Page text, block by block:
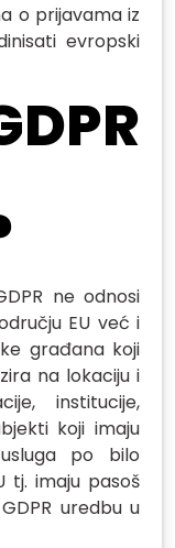
o prijavama iz
evropski
ne odnosi
EU već i
građana koji
na lokaciju i
institucije,
koji imaju
po bilo
tj. imaju pasoš
uredbu u